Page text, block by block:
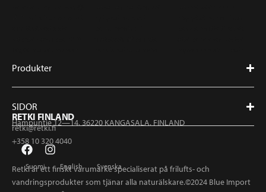
Produkter
SIDOR
RETKI FINLAND
Hampuntie 12—14, 36220 KANGASALA, FINLAND
retki@retki.fi
+358 10 320 4040
Suomi English Svenska
Retki är ett finskt varumärke specialiserat på frilufts- och
vandringsprodukter som tjänar alla naturälskare.©2024 Blue Import